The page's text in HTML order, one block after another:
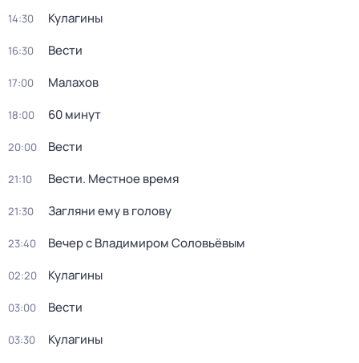
14:30 Кулагины
16:30 Вести
17:00 Малахов
18:00 60 минут
20:00 Вести
21:10 Вести. Местное время
21:30 Загляни ему в голову
23:40 Вечер с Владимиром Соловьёвым
02:20 Кулагины
03:00 Вести
03:30 Кулагины